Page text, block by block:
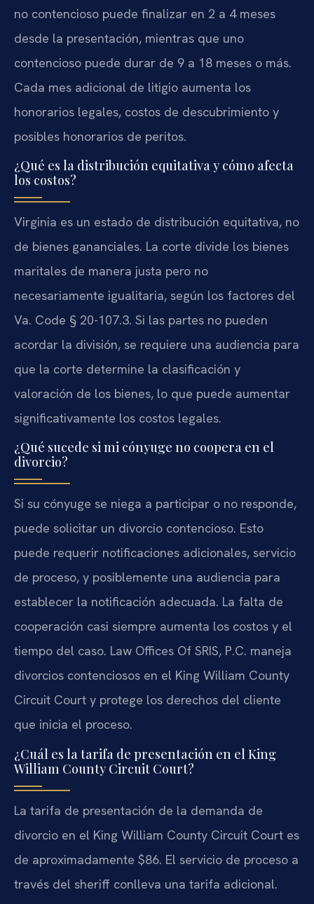
no contencioso puede finalizar en 2 a 4 meses
desde la presentación, mientras que uno
contencioso puede durar de 9 a 18 meses o más.
Cada mes adicional de litigio aumenta los
honorarios legales, costos de descubrimiento y
posibles honorarios de peritos.
¿Qué es la distribución equitativa y cómo afecta
los costos?
Virginia es un estado de distribución equitativa, no
de bienes gananciales. La corte divide los bienes
maritales de manera justa pero no
necesariamente igualitaria, según los factores del
Va. Code § 20-107.3. Si las partes no pueden
acordar la división, se requiere una audiencia para
que la corte determine la clasificación y
valoración de los bienes, lo que puede aumentar
significativamente los costos legales.
¿Qué sucede si mi cónyuge no coopera en el
divorcio?
Si su cónyuge se niega a participar o no responde,
puede solicitar un divorcio contencioso. Esto
puede requerir notificaciones adicionales, servicio
de proceso, y posiblemente una audiencia para
establecer la notificación adecuada. La falta de
cooperación casi siempre aumenta los costos y el
tiempo del caso. Law Offices Of SRIS, P.C. maneja
divorcios contenciosos en el King William County
Circuit Court y protege los derechos del cliente
que inicia el proceso.
¿Cuál es la tarifa de presentación en el King
William County Circuit Court?
La tarifa de presentación de la demanda de
divorcio en el King William County Circuit Court es
de aproximadamente $86. El servicio de proceso a
través del sheriff conlleva una tarifa adicional.